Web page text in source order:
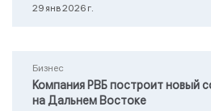
29 янв 2026 г.
Бизнес
Компания РВБ построит новый
на Дальнем Востоке